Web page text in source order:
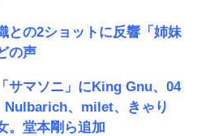
との2ショットに反響「姉妹
の声
サマソニ」にKing Gnu、04
、milet、きゃり
。堂本剛ら追加